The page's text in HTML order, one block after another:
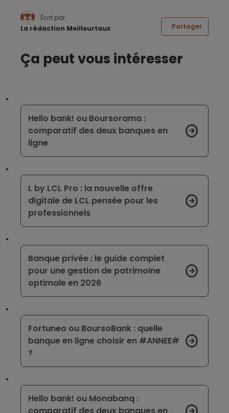
Écrit par
La rédaction Meilleurtaux
Partager
Ça peut vous intéresser
Hello bank! ou Boursorama :
comparatif des deux banques en
ligne
L by LCL Pro : la nouvelle offre
digitale de LCL pensée pour les
professionnels
Banque privée : le guide complet
pour une gestion de patrimoine
optimale en 2026
Fortuneo ou BoursoBank : quelle
banque en ligne choisir en #ANNEE#
?
Hello bank! ou Monabanq :